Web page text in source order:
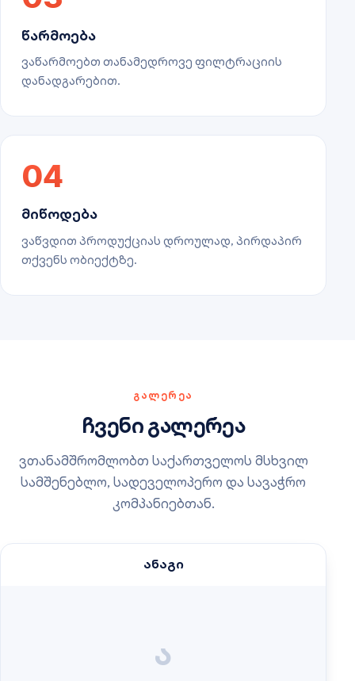
წარმოება
ვაწარმოებთ თანამედროვე ფილტრაციის
დანადგარებით.
04
მიწოდება
ვაწვდით პროდუქციას დროულად, პირდაპირ
თქვენს ობიექტზე.
ᲒᲐᲚᲔᲠᲔᲐ
ჩვენი გალერეა
ვთანამშრომლობთ საქართველოს მსხვილ
სამშენებლო, სადეველოპერო და სავაჭრო
კომპანიებთან.
ანაგი
ა